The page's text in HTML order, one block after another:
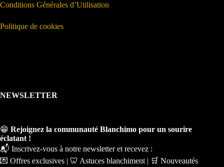
Conditions Générales d’Utilisation
Politique de cookies
NEWSLETTER
😁 Rejoignez la communauté Blanchimo pour un sourire
éclatant !
📬 Inscrivez-vous à notre newsletter et recevez :
💌 Offres exclusives | 🦷 Astuces blanchiment | 🛒 Nouveautés